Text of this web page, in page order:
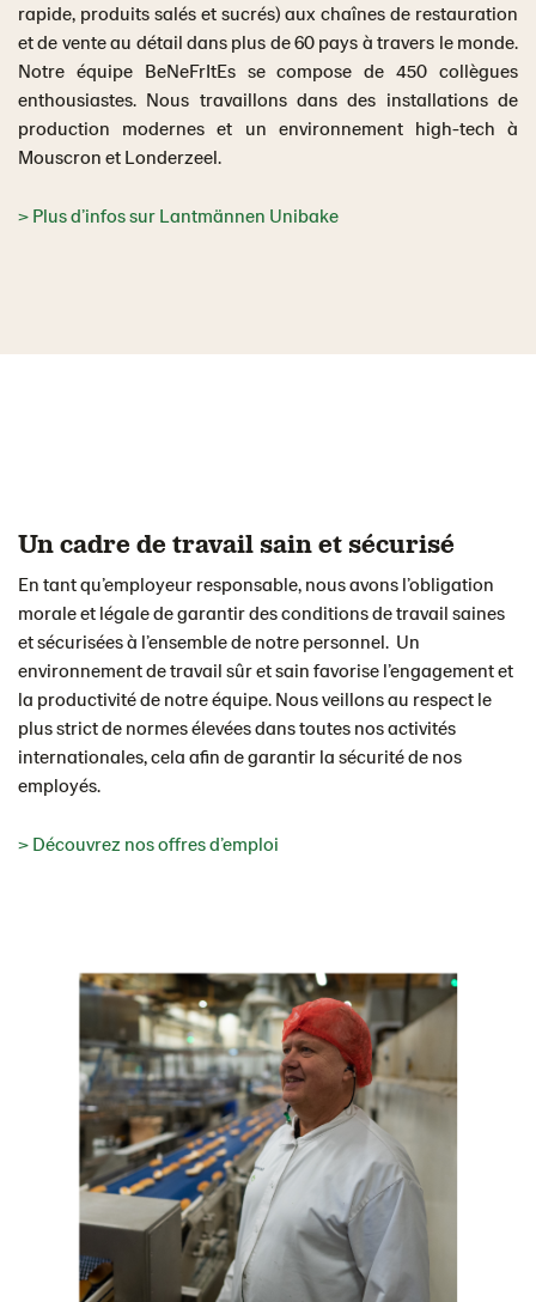
rapide, produits salés et sucrés) aux chaînes de restauration
et de vente au détail dans plus de 60 pays à travers le monde.
Notre équipe BeNeFrItEs se compose de 450 collègues
enthousiastes. Nous travaillons dans des installations de
production modernes et un environnement high-tech à
Mouscron et Londerzeel.
> Plus d’infos sur Lantmännen Unibake
Un cadre de travail sain et sécurisé
En tant qu’employeur responsable, nous avons l’obligation
morale et légale de garantir des conditions de travail saines
et sécurisées à l’ensemble de notre personnel. Un
environnement de travail sûr et sain favorise l’engagement et
la productivité de notre équipe. Nous veillons au respect le
plus strict de normes élevées dans toutes nos activités
internationales, cela afin de garantir la sécurité de nos
employés.
> Découvrez nos offres d’emploi